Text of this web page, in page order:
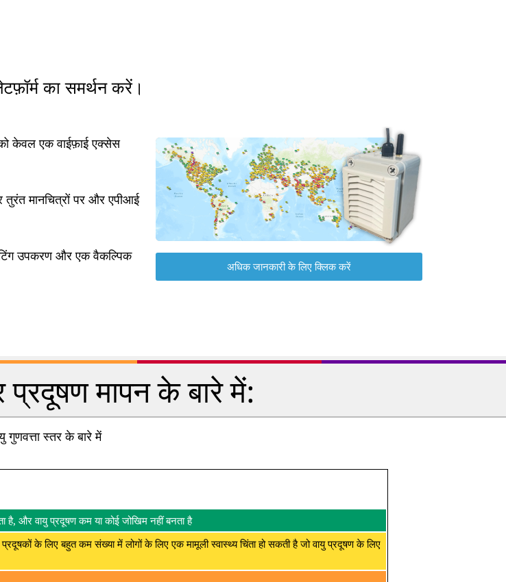
का समर्थन करें।
केवल एक वाईफ़ाई एक्सेस
मानचित्रों पर और एपीआई
उपकरण और एक वैकल्पिक
अधिक जानकारी के लिए क्लिक करें
प्रदूषण मापन के बारे में:
गुणवत्ता स्तर के बारे में
है, और वायु प्रदूषण कम या कोई जोखिम नहीं बनता है
प्रदूषकों के लिए बहुत कम संख्या में लोगों के लिए एक मामूली स्वास्थ्य चिंता हो सकती है जो वायु प्रदूषण के लिए